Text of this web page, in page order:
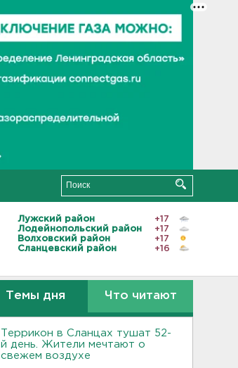
Лужский район
+17
Лодейнопольский район
+17
Волховский район
+17
Сланцевский район
+16
Темы дня Что читают
Террикон в Сланцах тушат 52-
й день. Жители мечтают о
свежем воздухе